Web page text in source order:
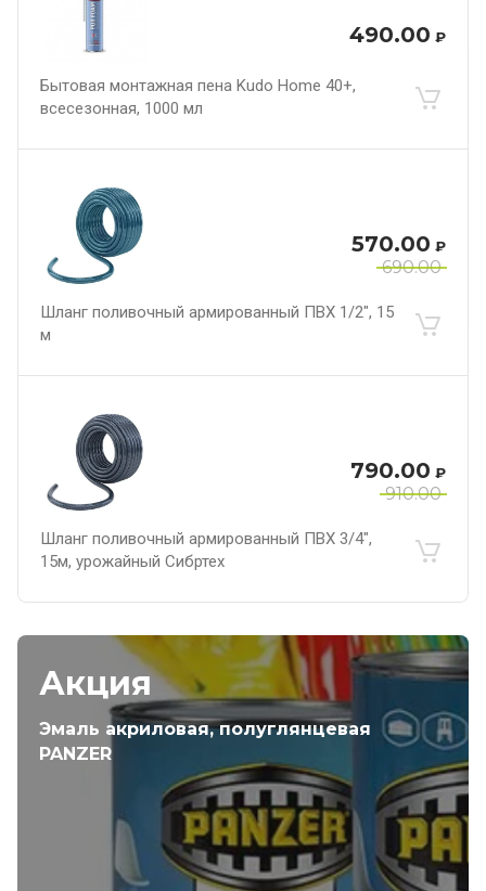
490.00 ₽
Бытовая монтажная пена Kudo Home 40+,
всесезонная, 1000 мл
690.00
570.00 ₽
Шланг поливочный армированный ПВХ 1/2", 15
м
910.00
790.00 ₽
Шланг поливочный армированный ПВХ 3/4",
15м, урожайный Сибртех
Акция
Эмаль акриловая, полуглянцевая
PANZER